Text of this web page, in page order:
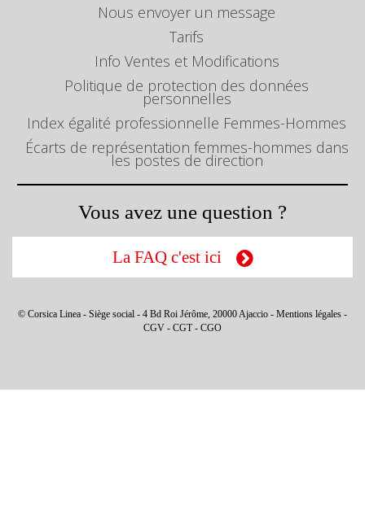
Nous envoyer un message
Tarifs
Info Ventes et Modifications
Politique de protection des données
personnelles
Index égalité professionnelle Femmes-Hommes
Écarts de représentation femmes-hommes dans
les postes de direction
Vous avez une question ?
La FAQ c'est ici
© Corsica Linea - Siège social - 4 Bd Roi Jérôme, 20000 Ajaccio - Mentions légales -
CGV - CGT- CGO